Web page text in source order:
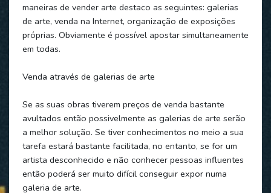
maneiras de vender arte destaco as seguintes: galerias
de arte, venda na Internet, organização de exposições
próprias. Obviamente é possível apostar simultaneamente
em todas.
Venda através de galerias de arte
Se as suas obras tiverem preços de venda bastante
avultados então possivelmente as galerias de arte serão
a melhor solução. Se tiver conhecimentos no meio a sua
tarefa estará bastante facilitada, no entanto, se for um
artista desconhecido e não conhecer pessoas influentes
então poderá ser muito difícil conseguir expor numa
galeria de arte.